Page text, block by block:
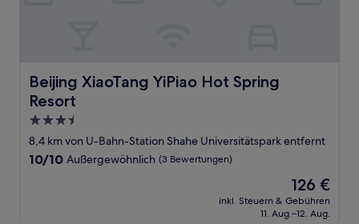
Beijing XiaoTang YiPiao Hot Spring
Resort
Beijing XiaoTang YiPiao Hot Spring Resort
3.5-
Sterne-
Unterkunft
8,4 km von U-Bahn-Station Shahe Universitätspark entfernt
10.0
10/10 Außergewöhnlich (3 Bewertungen)
Der
Preis
beträgt
126 €
inkl. Steuern & Gebühren
11. Aug.–12. Aug.